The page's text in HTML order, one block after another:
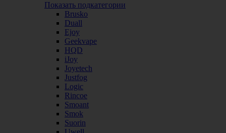
Показать подкатегории
Brusko
Duall
Ejoy
Geekvape
HQD
iJoy
Joyetech
Justfog
Logic
Rincoe
Smoant
Smok
Suorin